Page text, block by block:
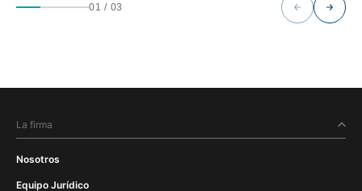
01 / 03
La firma
Nosotros
Equipo Jurídico